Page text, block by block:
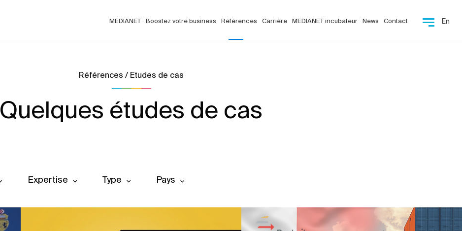
MEDIANET Boostez votre business Références Carrière MEDIANET incubateur News Contact En
Références / Etudes de cas
Quelques études de cas
Expertise Type Pays